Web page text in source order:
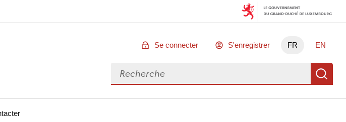
Se connecter S'enregistrer FR EN
Rechercher des données